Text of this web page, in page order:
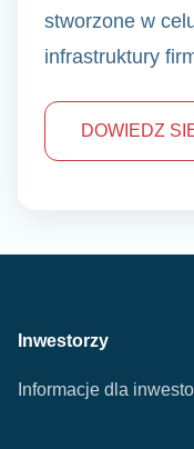
stworzone w
infrastruktury
DOWIEDZ
Inwestorzy
Informacje dla